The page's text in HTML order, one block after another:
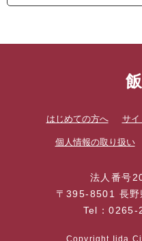
はじめての方へ サイ
個人情報の取り扱い
法人番号
〒395-8501 長野
Tel：0265-
Copyright Iida